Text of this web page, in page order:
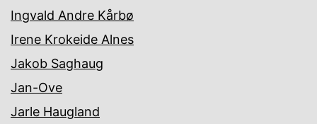
Ingvald Andre Kårbø
Irene Krokeide Alnes
Jakob Saghaug
Jan-Ove
Jarle Haugland